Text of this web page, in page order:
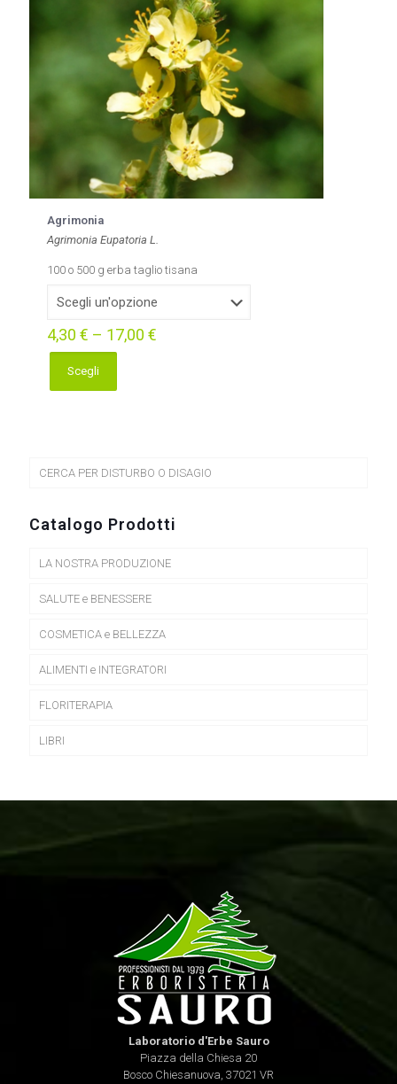
Agrimonia
Agrimonia Eupatoria L.
100 o 500 g erba taglio tisana
4,30 € – 17,00 €
Scegli
Questo
prodotto
opzioni
scelte
pagina
prodotto
CERCA PER DISTURBO O DISAGIO
Catalogo Prodotti
LA NOSTRA PRODUZIONE
SALUTE e BENESSERE
COSMETICA e BELLEZZA
ALIMENTI e INTEGRATORI
FLORITERAPIA
LIBRI
Laboratorio d'Erbe Sauro
Piazza della Chiesa 20
Bosco Chiesanuova, 37021 VR